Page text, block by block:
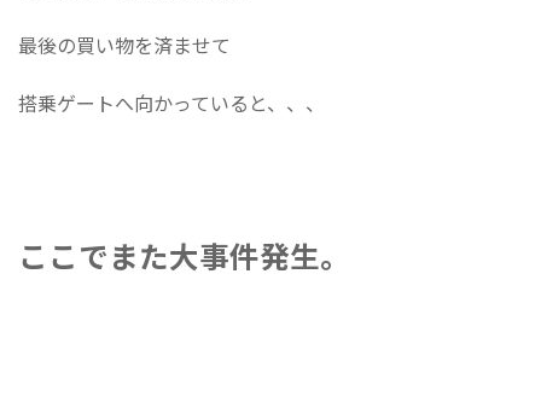
最後の買い物を済ませて
搭乗ゲートへ向かっていると、、、
ここでまた大事件発生。